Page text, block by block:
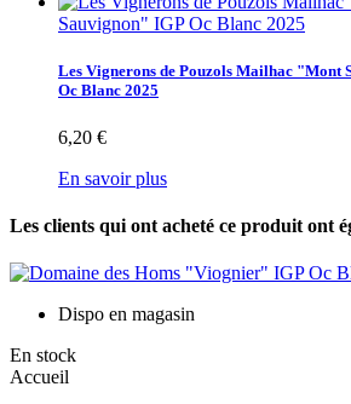
Les Vignerons de Pouzols Mailhac "Mont
Oc Blanc 2025
6,20 €
En savoir plus
Les clients qui ont acheté ce produit ont
Dispo en magasin
En stock
Accueil